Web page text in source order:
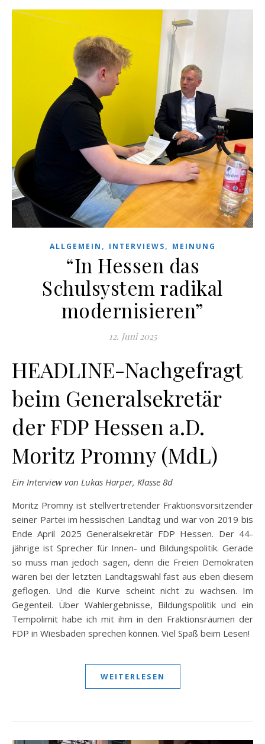
ALLGEMEIN , INTERVIEWS, MEINUNG
“In Hessen das
Schulsystem radikal
modernisieren”
12. Juni 2025
HEADLINE-Nachgefragt
beim Generalsekretär
der FDP Hessen a.D.
Moritz Promny (MdL)
Ein Interview von Lukas Harper, Klasse 8d
Moritz Promny ist stellvertretender Fraktionsvorsitzender
seiner Partei im hessischen Landtag und war von 2019 bis
Ende April 2025 Generalsekretär FDP Hessen. Der 44-
jährige ist Sprecher für Innen- und Bildungspolitik. Gerade
so muss man jedoch sagen, denn die Freien Demokraten
wären bei der letzten Landtagswahl fast aus eben diesem
geflogen. Und die Kurve scheint nicht zu wachsen. Im
Gegenteil. Über Wahlergebnisse, Bildungspolitik und ein
Tempolimit habe ich mit ihm in den Fraktionsräumen der
FDP in Wiesbaden sprechen können. Viel Spaß beim Lesen!
WEITERLESEN